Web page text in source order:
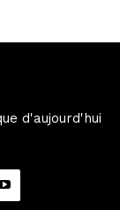
d'aujourd'hui